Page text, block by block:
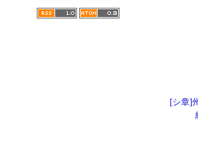
[シ章]